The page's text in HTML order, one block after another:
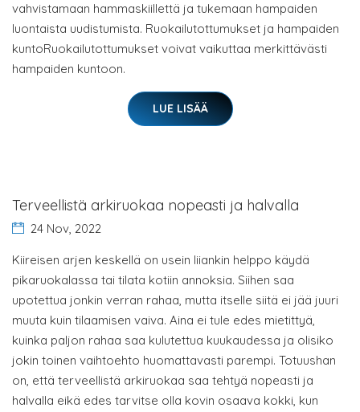
vahvistamaan hammaskiillettä ja tukemaan hampaiden
luontaista uudistumista. Ruokailutottumukset ja hampaiden
kuntoRuokailutottumukset voivat vaikuttaa merkittävästi
hampaiden kuntoon.
LUE LISÄÄ
Terveellistä arkiruokaa nopeasti ja halvalla
24 Nov, 2022
Kiireisen arjen keskellä on usein liiankin helppo käydä
pikaruokalassa tai tilata kotiin annoksia. Siihen saa
upotettua jonkin verran rahaa, mutta itselle siitä ei jää juuri
muuta kuin tilaamisen vaiva. Aina ei tule edes mietittyä,
kuinka paljon rahaa saa kulutettua kuukaudessa ja olisiko
jokin toinen vaihtoehto huomattavasti parempi. Totuushan
on, että terveellistä arkiruokaa saa tehtyä nopeasti ja
halvalla eikä edes tarvitse olla kovin osaava kokki, kun